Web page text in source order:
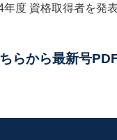
年度 資格取得者を発
らから最新号